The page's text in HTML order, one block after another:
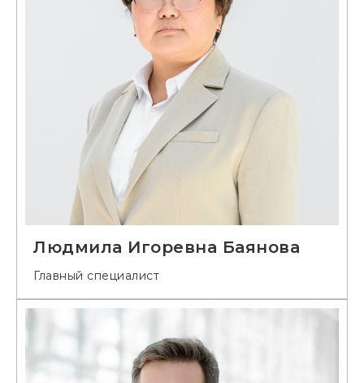
Людмила Игоревна Баянова
Главный специалист